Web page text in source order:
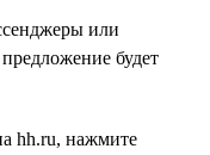
или
будет
hh.ru, нажмите